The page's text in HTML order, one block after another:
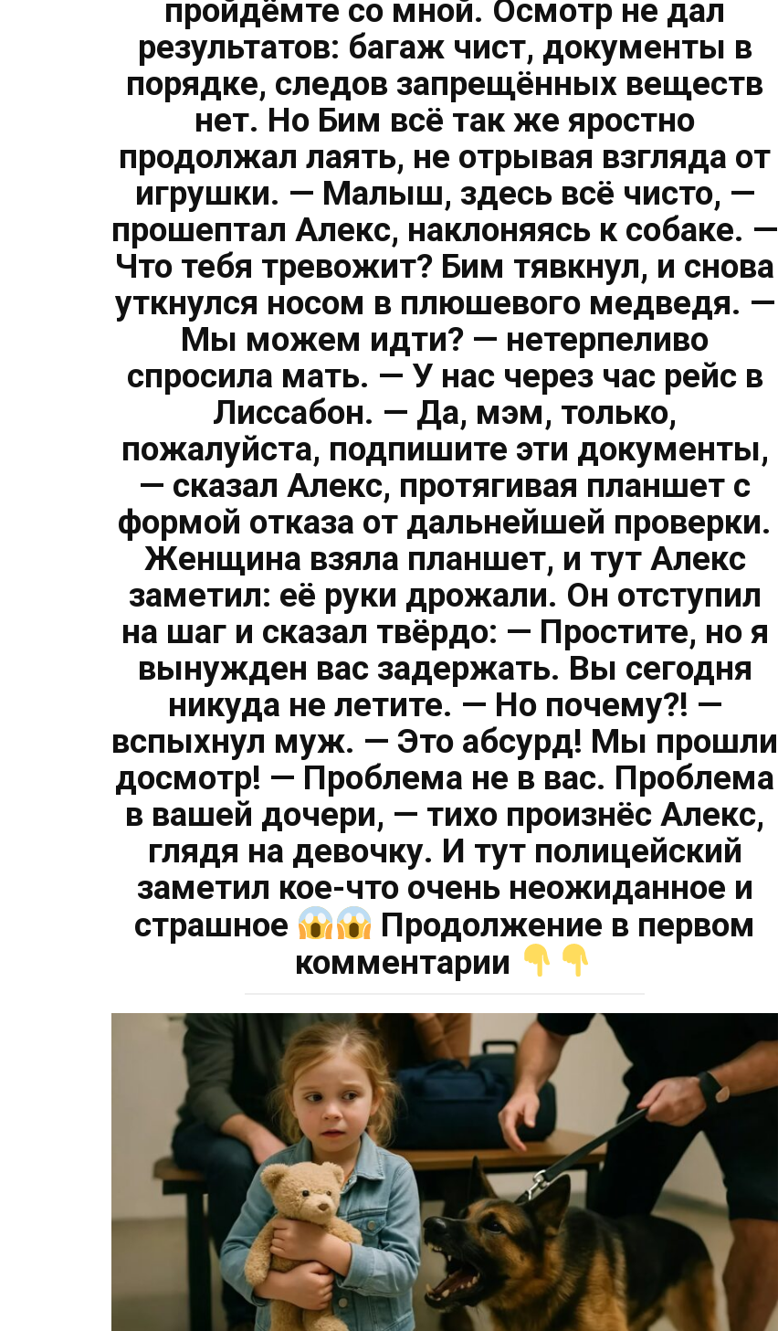
пройдёмте со мной. Осмотр не дал
результатов: багаж чист, документы в
порядке, следов запрещённых веществ
нет. Но Бим всё так же яростно
продолжал лаять, не отрывая взгляда от
игрушки. — Малыш, здесь всё чисто, —
прошептал Алекс, наклоняясь к собаке. —
Что тебя тревожит? Бим тявкнул, и снова
уткнулся носом в плюшевого медведя. —
Мы можем идти? — нетерпеливо
спросила мать. — У нас через час рейс в
Лиссабон. — Да, мэм, только,
пожалуйста, подпишите эти документы,
— сказал Алекс, протягивая планшет с
формой отказа от дальнейшей проверки.
Женщина взяла планшет, и тут Алекс
заметил: её руки дрожали. Он отступил
на шаг и сказал твёрдо: — Простите, но я
вынужден вас задержать. Вы сегодня
никуда не летите. — Но почему?! —
вспыхнул муж. — Это абсурд! Мы прошли
досмотр! — Проблема не в вас. Проблема
в вашей дочери, — тихо произнёс Алекс,
глядя на девочку. И тут полицейский
заметил кое-что очень неожиданное и
страшное
Продолжение в первом
комментарии